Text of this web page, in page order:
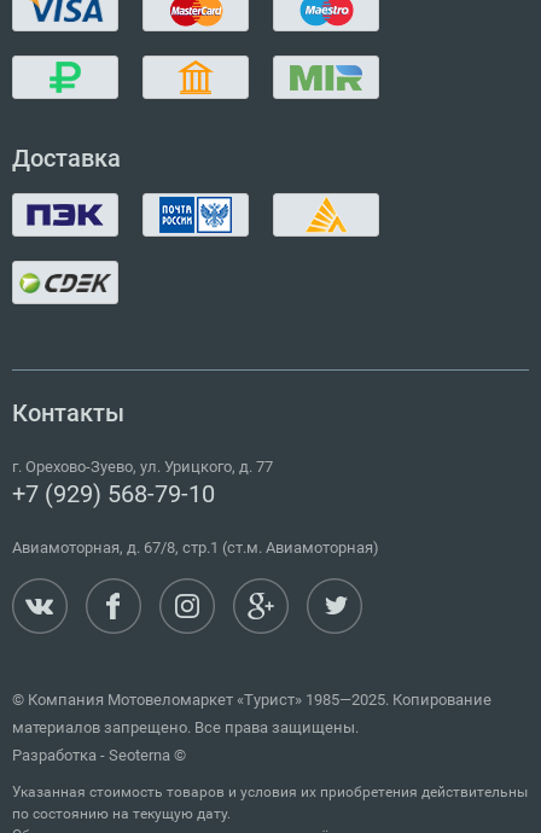
Доставка
Контакты
г. Орехово-Зуево, ул. Урицкого, д. 77
+7 (929) 568-79-10
Авиамоторная, д. 67/8, стр.1 (ст.м. Авиамоторная)
© Компания Мотовеломаркет «Турист» 1985—2025. Копирование
материалов запрещено. Все права защищены.
Разработка - Seoterna ©
Указанная стоимость товаров и условия их приобретения действительны
по состоянию на текущую дату.